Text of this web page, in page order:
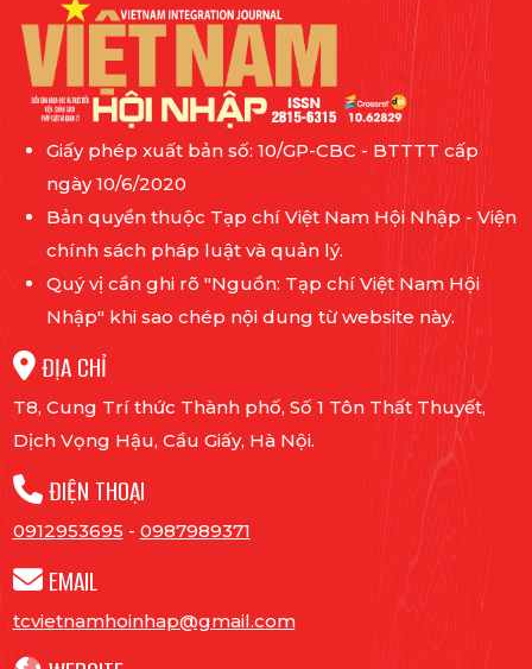
Giấy phép xuất bản số: 10/GP-CBC - BTTTT cấp
ngày 10/6/2020
Bản quyền thuộc Tạp chí Việt Nam Hội Nhập - Viện
chính sách pháp luật và quản lý.
Quý vị cần ghi rõ "Nguồn: Tạp chí Việt Nam Hội
Nhập" khi sao chép nội dung từ website này.
ĐỊA CHỈ
T8, Cung Trí thức Thành phố, Số 1 Tôn Thất Thuyết,
Dịch Vọng Hậu, Cầu Giấy, Hà Nội.
ĐIỆN THOẠI
0912953695 - 0987989371
EMAIL
tcvietnamhoinhap@gmail.com